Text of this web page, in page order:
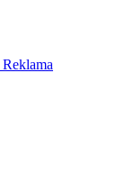
Reklama